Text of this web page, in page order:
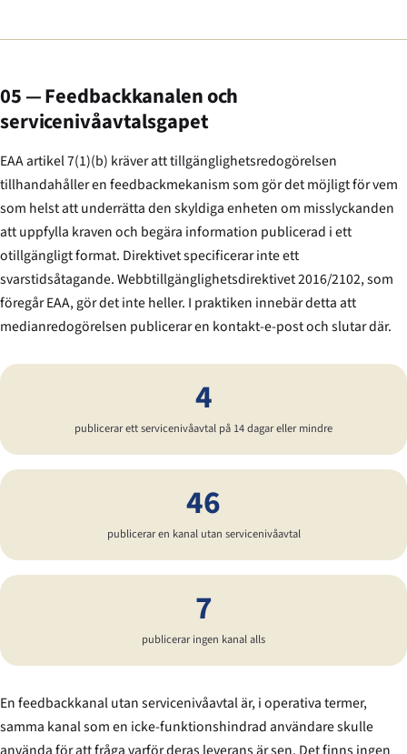
05 — Feedbackkanalen och
servicenivåavtalsgapet
EAA artikel 7(1)(b) kräver att tillgänglighetsredogörelsen
tillhandahåller en feedbackmekanism som gör det möjligt för vem
som helst att underrätta den skyldiga enheten om misslyckanden
att uppfylla kraven och begära information publicerad i ett
otillgängligt format. Direktivet specificerar inte ett
svarstidsåtagande. Webbtillgänglighetsdirektivet 2016/2102, som
föregår EAA, gör det inte heller. I praktiken innebär detta att
medianredogörelsen publicerar en kontakt-e-post och slutar där.
4
publicerar ett servicenivåavtal på 14 dagar eller mindre
46
publicerar en kanal utan servicenivåavtal
7
publicerar ingen kanal alls
En feedbackkanal utan servicenivåavtal är, i operativa termer,
samma kanal som en icke-funktionshindrad användare skulle